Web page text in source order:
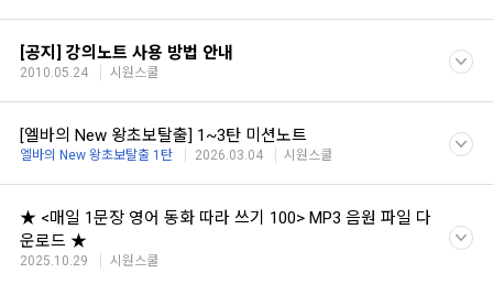
[공지] 강의노트 사용 방법 안내
2010.05.24 시원스쿨
[엘바의 New 왕초보탈출] 1~3탄 미션노트
엘바의 New 왕초보탈출 1탄 2026.03.04 시원스쿨
★ <매일 1문장 영어 동화 따라 쓰기 100> MP3 음원 파일 다
운로드 ★
2025.10.29 시원스쿨